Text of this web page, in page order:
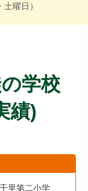
曜日）
学校
績)
里第二小学